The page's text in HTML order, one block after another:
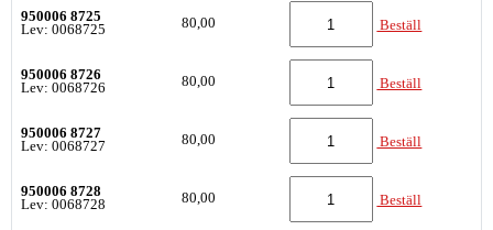
950006 8725
Lev: 0068725
80,00 Beställ
950006 8726
Lev: 0068726
80,00 Beställ
950006 8727
Lev: 0068727
80,00 Beställ
950006 8728
Lev: 0068728
80,00 Beställ